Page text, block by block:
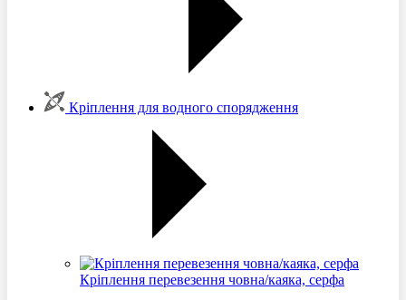
Кріплення для водного спорядження
Кріплення перевезення човна/каяка, серфа